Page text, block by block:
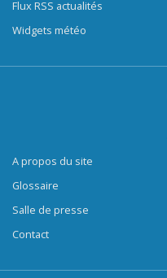
Flux RSS actualités
Widgets météo
A propos du site
Glossaire
Salle de presse
Contact